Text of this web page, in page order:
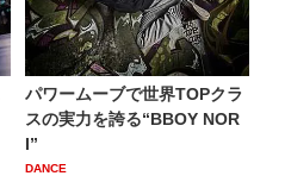
パワームーブで世界TOPクラ
スの実力を誇る“BBOY NOR
I”
DANCE